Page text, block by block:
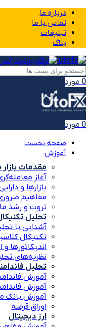
درباره ما
تماس با ما
تبلیغات
بلاگ
0 مورد
0 مورد
صفحه نخست
آموزش
مقدمات بازار
آغاز
بازارها و
مفاهیم
ثروت و رشد
تحلیل
آشنایی با
تکنیکال
اندیکاتورها و
نظریه‌های
تحلیل
آموزش
آموزش
آموزش بانک
اوراق قرضه
ارز دیجیتال